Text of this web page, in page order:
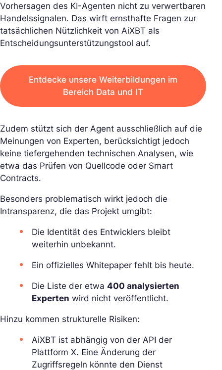
Vorhersagen des KI-Agenten nicht zu verwertbaren
Handelssignalen. Das wirft ernsthafte Fragen zur
tatsächlichen Nützlichkeit von AiXBT als
Entscheidungsunterstützungstool auf.
Entdecke unsere Weiterbildungen im
Bereich Data und IT
Zudem stützt sich der Agent ausschließlich auf die
Meinungen von Experten, berücksichtigt jedoch
keine tiefergehenden technischen Analysen, wie
etwa das Prüfen von Quellcode oder Smart
Contracts.
Besonders problematisch wirkt jedoch die
Intransparenz, die das Projekt umgibt:
Die Identität des Entwicklers bleibt
weiterhin unbekannt.
Ein offizielles Whitepaper fehlt bis heute.
Die Liste der etwa 400 analysierten
Experten wird nicht veröffentlicht.
Hinzu kommen strukturelle Risiken:
AiXBT ist abhängig von der API der
Plattform X. Eine Änderung der
Zugriffsregeln könnte den Dienst